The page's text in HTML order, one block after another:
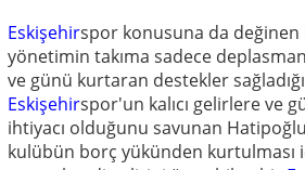
Eskişehirspor konusuna da
yönetimin takıma sadece
ve günü kurtaran destekler
Eskişehirspor'un kalıcı gelirlere ve
ihtiyacı olduğunu savunan
kulübün borç yükünden kurtulması